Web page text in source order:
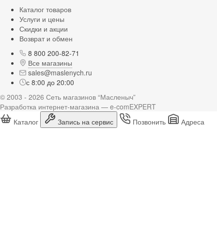
Каталог товаров
Услуги и цены
Скидки и акции
Возврат и обмен
8 800 200-82-71
Все магазины
sales@maslenych.ru
с 8:00 до 20:00
© 2003 - 2026 Сеть магазинов “Масленыч”
Разработка интернет-магазина — e-comEXPERT
Каталог
Запись на сервис Позвонить Адреса